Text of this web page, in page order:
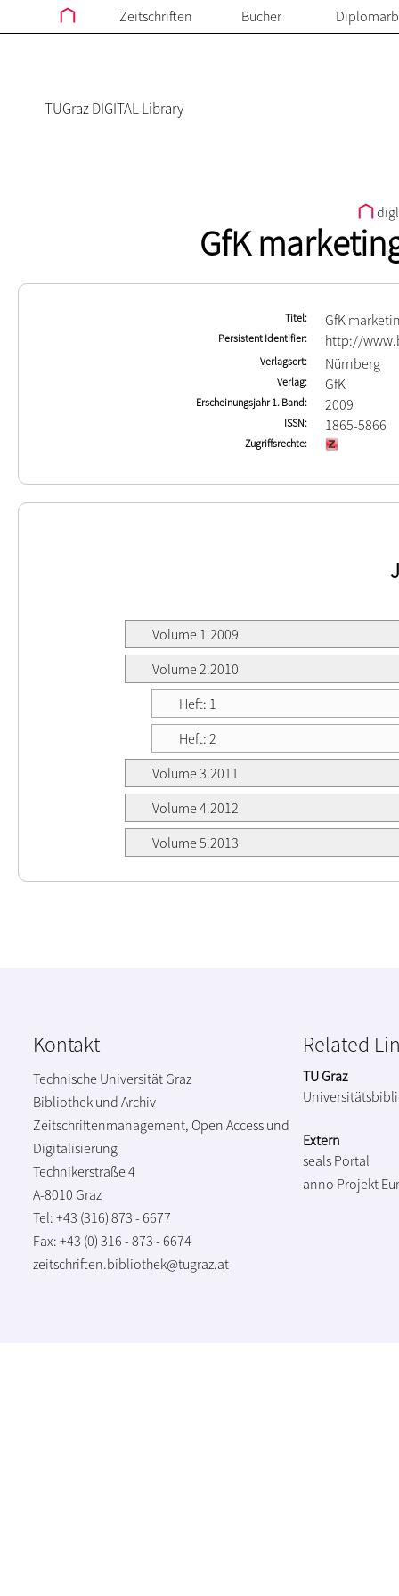
Zeitschriften Bücher
TUGraz DIGITAL Library
GfK
Titel GfK
Persistent Identifier http://
Verlagsort Nürnberg
Verlag GfK
Erscheinungsjahr 1. Band 2009
ISSN 1865-5866
Zugriffsrechte
Volume 1.2009
Volume 2.2010
Heft: 1
Heft: 2
Volume 3.2011
Volume 4.2012
Volume 5.2013
Kontakt
Technische Universität Graz
Bibliothek und Archiv
Zeitschriftenmanagement, Open Access und
Digitalisierung
Technikerstraße 4
A-8010 Graz
Tel: +43 (316) 873 - 6677
Fax: +43 (0) 316 - 873 - 6674
zeitschriften.bibliothek@tugraz.at
Related
TU Graz
Extern
seals Portal
anno Projekt